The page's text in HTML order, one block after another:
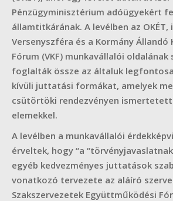
Pénzügyminisztérium adóügyekért
államtitkárának. A levélben az OKÉT,
Versenyszféra és a Kormány Állandó
Fórum (VKF) munkavállalói
foglalták össze az általuk
kívüli juttatási formákat, amelyek
csütörtöki rendezvényen
elemekkel.
A levélben a munkavállalói
érveltek, hogy “a
egyéb kedvezményes juttatások
vonatkozó tervezete az aláíró
Szakszervezetek Együttműködési